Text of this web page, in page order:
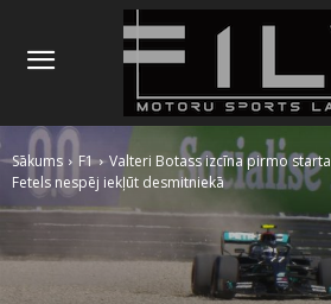
Sākums F1
Valteri Botass izcīna pirmo
Fetels nespēj iekļūt desmitniekā